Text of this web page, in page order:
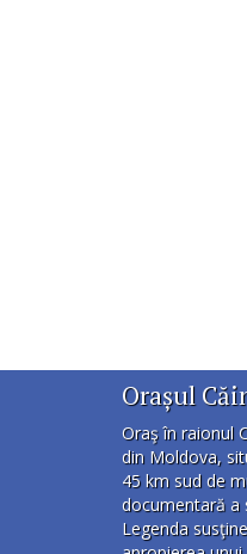
Orașul
Oraş în raionul
din Moldova,
45 km sud de
documentară a
Legenda